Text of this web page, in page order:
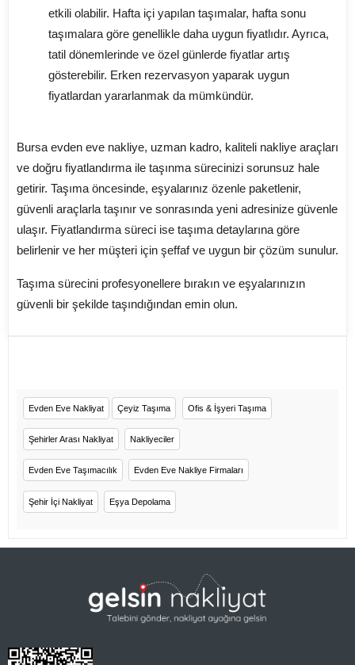
etkili olabilir. Hafta içi yapılan taşımalar, hafta sonu
taşımalara göre genellikle daha uygun fiyatlıdır. Ayrıca,
tatil dönemlerinde ve özel günlerde fiyatlar artış
gösterebilir. Erken rezervasyon yaparak uygun
fiyatlardan yararlanmak da mümkündür.
Bursa evden eve nakliye, uzman kadro, kaliteli nakliye araçları
ve doğru fiyatlandırma ile taşınma sürecinizi sorunsuz hale
getirir. Taşıma öncesinde, eşyalarınız özenle paketlenir,
güvenli araçlarla taşınır ve sonrasında yeni adresinize güvenle
ulaşır. Fiyatlandırma süreci ise taşıma detaylarına göre
belirlenir ve her müşteri için şeffaf ve uygun bir çözüm sunulur.
Taşıma sürecini profesyonellere bırakın ve eşyalarınızın
güvenli bir şekilde taşındığından emin olun.
Evden Eve Nakliyat Çeyiz Taşıma Ofis & İşyeri Taşıma
Şehirler Arası Nakliyat Nakliyeciler
Evden Eve Taşımacılık Evden Eve Nakliye Firmaları
Şehir İçi Nakliyat Eşya Depolama